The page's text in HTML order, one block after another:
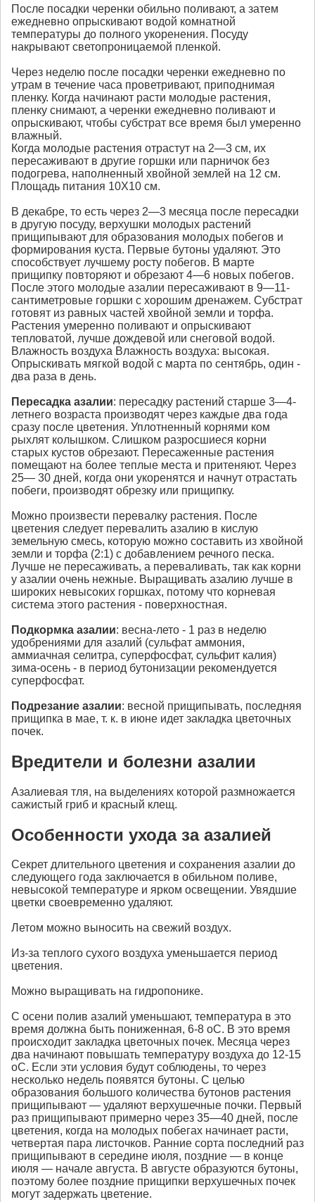
После посадки черенки обильно поливают, а затем
ежедневно опрыскивают водой комнатной
температуры до полного укоренения. Посуду
накрывают светопроницаемой пленкой.
Через неделю после посадки черенки ежедневно по
утрам в течение часа проветривают, приподнимая
пленку. Когда начинают расти молодые растения,
пленку снимают, а черенки ежедневно поливают и
опрыскивают, чтобы субстрат все время был умеренно
влажный.
Когда молодые растения отрастут на 2—3 см, их
пересаживают в другие горшки или парничок без
подогрева, наполненный хвойной землей на 12 см.
Площадь питания 10Х10 см.
В декабре, то есть через 2—3 месяца после пересадки
в другую посуду, верхушки молодых растений
прищипывают для образования молодых побегов и
формирования куста. Первые бутоны удаляют. Это
способствует лучшему росту побегов. В марте
прищипку повторяют и обрезают 4—6 новых побегов.
После этого молодые азалии пересаживают в 9—11-
сантиметровые горшки с хорошим дренажем. Субстрат
готовят из равных частей хвойной земли и торфа.
Растения умеренно поливают и опрыскивают
тепловатой, лучше дождевой или снеговой водой.
Влажность воздуха Влажность воздуха: высокая.
Опрыскивать мягкой водой с марта по сентябрь, один -
два раза в день.
Пересадка азалии: пересадку растений старше 3—4-
летнего возраста производят через каждые два года
сразу после цветения. Уплотненный корнями ком
рыхлят колышком. Слишком разросшиеся корни
старых кустов обрезают. Пересаженные растения
помещают на более теплые места и притеняют. Через
25— 30 дней, когда они укоренятся и начнут отрастать
побеги, производят обрезку или прищипку.
Можно произвести перевалку растения. После
цветения следует перевалить азалию в кислую
земельную смесь, которую можно составить из хвойной
земли и торфа (2:1) с добавлением речного песка.
Лучше не пересаживать, а переваливать, так как корни
у азалии очень нежные. Выращивать азалию лучше в
широких невысоких горшках, потому что корневая
система этого растения - поверхностная.
Подкормка азалии: весна-лето - 1 раз в неделю
удобрениями для азалий (сульфат аммония,
аммиачная селитра, суперфосфат, сульфит калия)
зима-осень - в период бутонизации рекомендуется
суперфосфат.
Подрезание азалии: весной прищипывать, последняя
прищипка в мае, т. к. в июне идет закладка цветочных
почек.
Вредители и болезни азалии
Азалиевая тля, на выделениях которой размножается
сажистый гриб и красный клещ.
Особенности ухода за азалией
Секрет длительного цветения и сохранения азалии до
следующего года заключается в обильном поливе,
невысокой температуре и ярком освещении. Увядшие
цветки своевременно удаляют.
Летом можно выносить на свежий воздух.
Из-за теплого сухого воздуха уменьшается период
цветения.
Можно выращивать на гидропонике.
С осени полив азалий уменьшают, температура в это
время должна быть пониженная, 6-8 оС. В это время
происходит закладка цветочных почек. Месяца через
два начинают повышать температуру воздуха до 12-15
оС. Если эти условия будут соблюдены, то через
несколько недель появятся бутоны. С целью
образования большого количества бутонов растения
прищипывают — удаляют верхушечные почки. Первый
раз прищипывают примерно через 35—40 дней, после
цветения, когда на молодых побегах начинает расти,
четвертая пара листочков. Ранние сорта последний раз
прищипывают в середине июля, поздние — в конце
июля — начале августа. В августе образуются бутоны,
поэтому более поздние прищипки верхушечных почек
могут задержать цветение.